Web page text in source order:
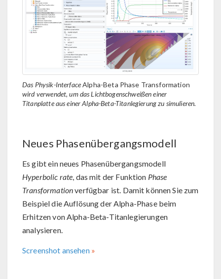
Das Physik-InterfaceAlpha-Beta Phase Transformation
wird verwendet, um das Lichtbogenschweißen einer
Titanplatte aus einer Alpha-Beta-Titanlegierung zu simulieren.
Neues Phasenübergangsmodell
Es gibt ein neues Phasenübergangsmodell
Hyperbolic rate , das mit der Funktion Phase
Transformationverfügbar ist. Damit können Sie zum
Beispiel die Auflösung der Alpha-Phase beim
Erhitzen von Alpha-Beta-Titanlegierungen
analysieren.
Screenshot ansehen